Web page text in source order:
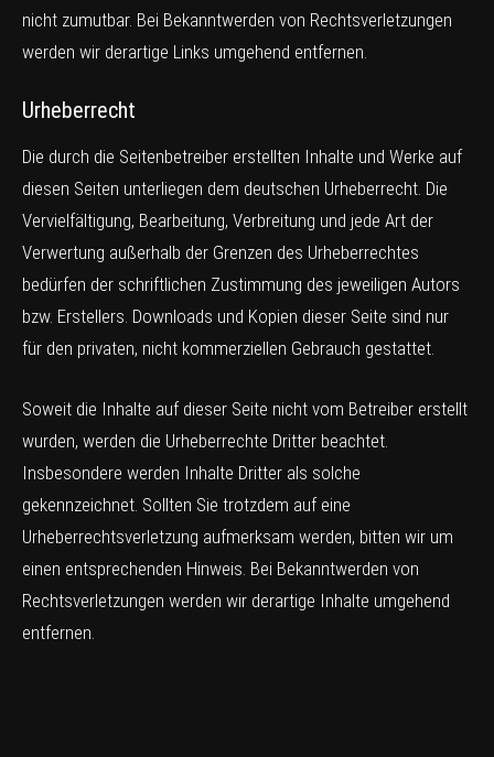
nicht zumutbar. Bei Bekanntwerden von Rechtsverletzungen
werden wir derartige Links umgehend entfernen.
Urheberrecht
Die durch die Seitenbetreiber erstellten Inhalte und Werke auf
diesen Seiten unterliegen dem deutschen Urheberrecht. Die
Vervielfältigung, Bearbeitung, Verbreitung und jede Art der
Verwertung außerhalb der Grenzen des Urheberrechtes
bedürfen der schriftlichen Zustimmung des jeweiligen Autors
bzw. Erstellers. Downloads und Kopien dieser Seite sind nur
für den privaten, nicht kommerziellen Gebrauch gestattet.
Soweit die Inhalte auf dieser Seite nicht vom Betreiber erstellt
wurden, werden die Urheberrechte Dritter beachtet.
Insbesondere werden Inhalte Dritter als solche
gekennzeichnet. Sollten Sie trotzdem auf eine
Urheberrechtsverletzung aufmerksam werden, bitten wir um
einen entsprechenden Hinweis. Bei Bekanntwerden von
Rechtsverletzungen werden wir derartige Inhalte umgehend
entfernen.